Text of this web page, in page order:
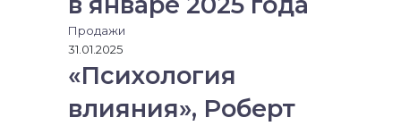
Продажи
31.01.2025
«Психология
влияния», Роберт